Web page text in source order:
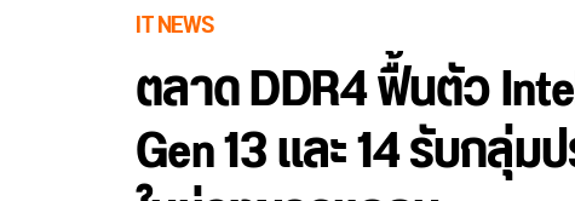
IT NEWS
ตลาด DDR4 ฟื้นตัว
Gen 13 และ 14 รับกลุ่